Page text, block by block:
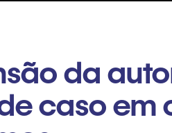
da
caso em